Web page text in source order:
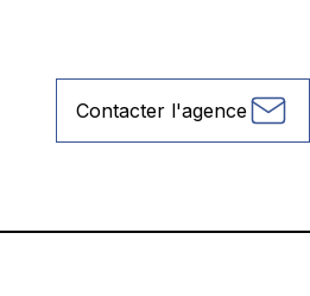
Contacter l'agence